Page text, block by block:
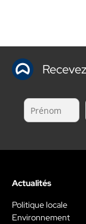
Actualités
Politique locale
Environnement